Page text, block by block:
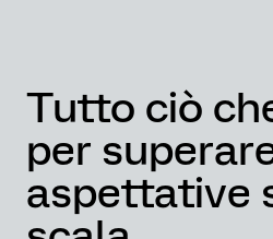
Tutto ciò
per
aspettative